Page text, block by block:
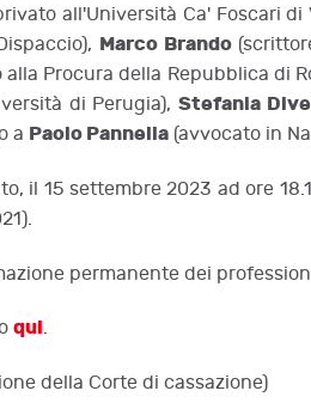
all'Università Ca' Foscari
Marco Brando
Procura della Repubblica di
di Perugia),Stefania
a Paolo Pannella (avvocato in
il 15 settembre 2023 ad ore
permanente dei
qui.
della Corte di cassazione)